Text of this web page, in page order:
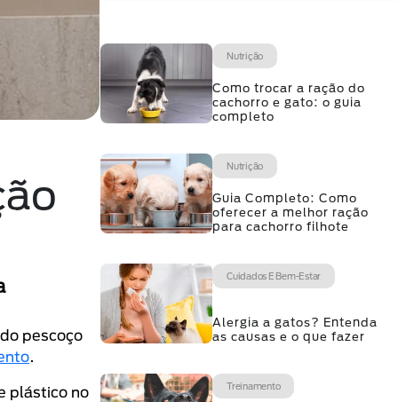
pescoço
.
plástico no
Nutrição
Como trocar a ração do
cachorro e gato: o guia
completo
Nutrição
Guia Completo: Como
oferecer a melhor ração
para cachorro filhote
Cuidados E Bem-Estar
Alergia a gatos? Entenda
as causas e o que fazer
Treinamento